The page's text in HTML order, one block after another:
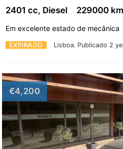
EXPIRADO Lisboa. Publicado 2
2401 cc, Diesel 229000 km
Em excelente estado de mecânica
€4,200